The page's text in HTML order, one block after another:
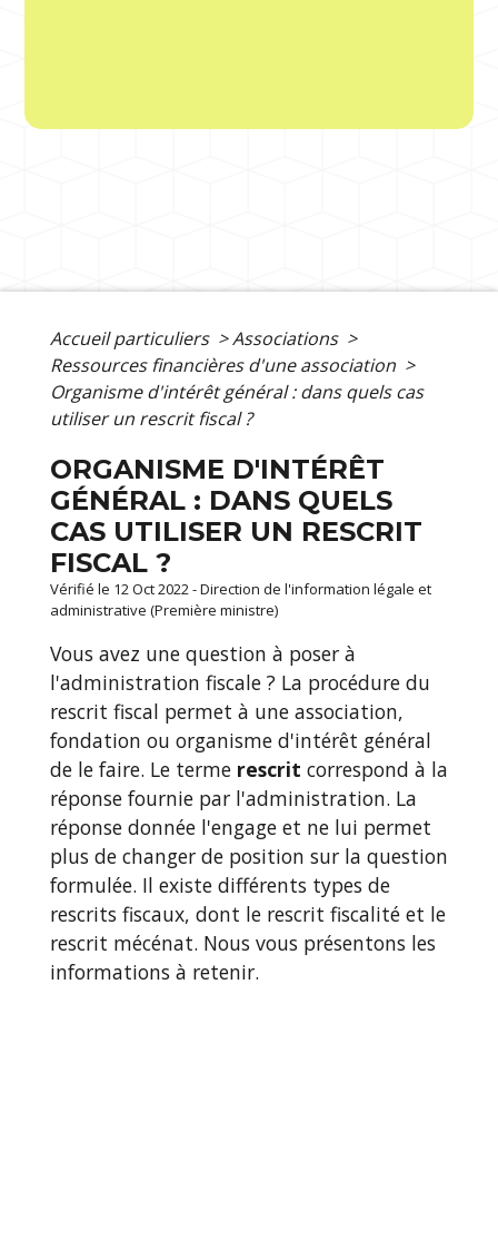
Accueil particuliers >Associations >
Ressources financières d'une association >
Organisme d'intérêt général : dans quels cas
utiliser un rescrit fiscal ?
ORGANISME D'INTÉRÊT
GÉNÉRAL : DANS QUELS
CAS UTILISER UN RESCRIT
FISCAL ?
Vérifié le 12 Oct 2022 - Direction de l'information légale et
administrative (Première ministre)
Vous avez une question à poser à
l'administration fiscale ? La procédure du
rescrit fiscal permet à une association,
fondation ou organisme d'intérêt général
de le faire. Le terme rescrit correspond à la
réponse fournie par l'administration. La
réponse donnée l'engage et ne lui permet
plus de changer de position sur la question
formulée. Il existe différents types de
rescrits fiscaux, dont le rescrit fiscalité et le
rescrit mécénat. Nous vous présentons les
informations à retenir.